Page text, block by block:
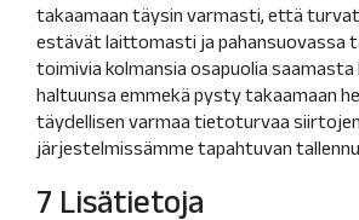
takaamaan täysin varmasti, että
estävät laittomasti ja pahansuovassa
toimivia kolmansia osapuolia
haltuunsa emmekä pysty takaamaan
täydellisen varmaa tietoturvaa
järjestelmissämme tapahtuvan
7 Lisätietoja